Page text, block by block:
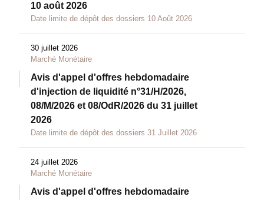
10 août 2026
Date limite de dépôt des dossiers 10 Août 2026
30 juillet 2026
Marché Monétaire
Avis d'appel d'offres hebdomadaire
d'injection de liquidité n°31/H/2026,
08/M/2026 et 08/OdR/2026 du 31 juillet
2026
Date limite de dépôt des dossiers 31 Juillet 2026
24 juillet 2026
Marché Monétaire
Avis d'appel d'offres hebdomadaire